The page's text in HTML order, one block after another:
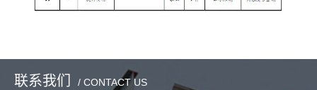
联系我们 / CONTACT US